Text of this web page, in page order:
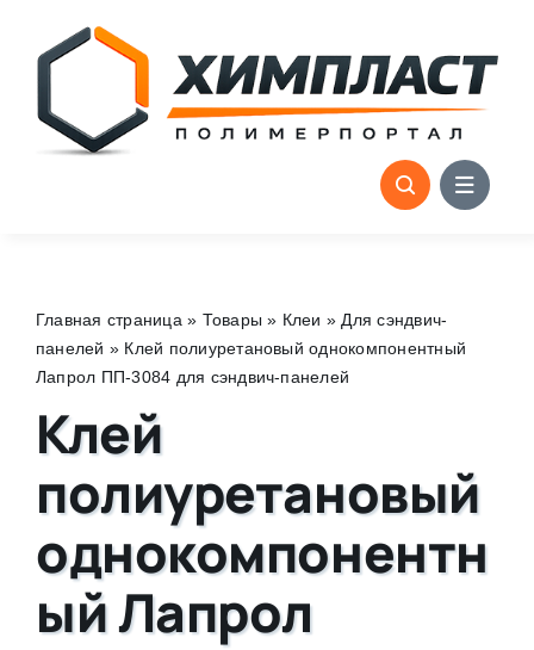
content
Главная страница » Товары » Клеи » Для сэндвич-
панелей » Клей полиуретановый однокомпонентный
Лапрол ПП-3084 для сэндвич-панелей
Клей
полиуретановый
однокомпонентн
ый Лапрол